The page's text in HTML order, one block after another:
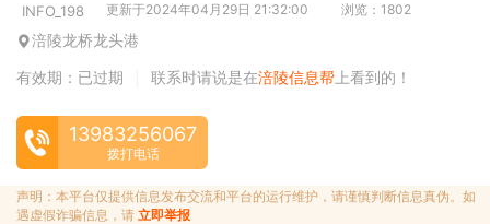
INFO_198 更新于2024年04月29日 21:32:00 浏览：1802
涪陵龙桥龙头港
有效期：已过期
联系时请说是在涪陵信息帮 上看到的！
13983256067
拨打电话
声明：本平台仅提供信息发布交流和平台的运行维护，请谨慎判断信息真伪。如
遇虚假诈骗信息，请 立即举报